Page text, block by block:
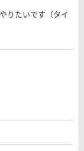
たいです（タイ